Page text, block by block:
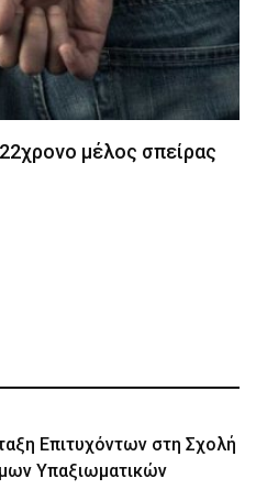
μέλος σπείρας
Επιτυχόντων στη Σχολή
Υπαξιωματικών